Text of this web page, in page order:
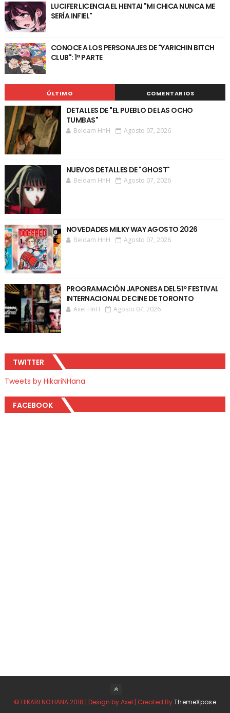
LUCIFER LICENCIA EL HENTAI "MI CHICA NUNCA ME
SERÍA INFIEL"
CONOCE A LOS PERSONAJES DE "YARICHIN BITCH
CLUB": 1ª PARTE
ÚLTIMO COMENTARIOS
DETALLES DE "EL PUEBLO DE LAS OCHO
TUMBAS"
Beldam HnH Agosto 07, 2026
NUEVOS DETALLES DE "GHOST"
Beldam HnH Agosto 07, 2026
NOVEDADES MILKY WAY AGOSTO 2026
Beldam HnH Agosto 07, 2026
PROGRAMACIÓN JAPONESA DEL 51º FESTIVAL
INTERNACIONAL DE CINE DE TORONTO
Axel HnH Agosto 07, 2026
TWITTER
Tweets by HikariNHana
FACEBOOK
© HIKARI NO HANA 2018 | Design by Axel | Created ByThemeXpose